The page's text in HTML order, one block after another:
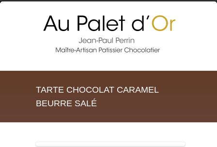
TARTE CHOCOLAT CARAMEL
BEURRE SALÉ